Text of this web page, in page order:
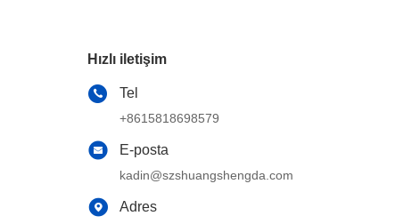
Hızlı iletişim
Tel
+8615818698579
E-posta
kadin@szshuangshengda.com
Adres